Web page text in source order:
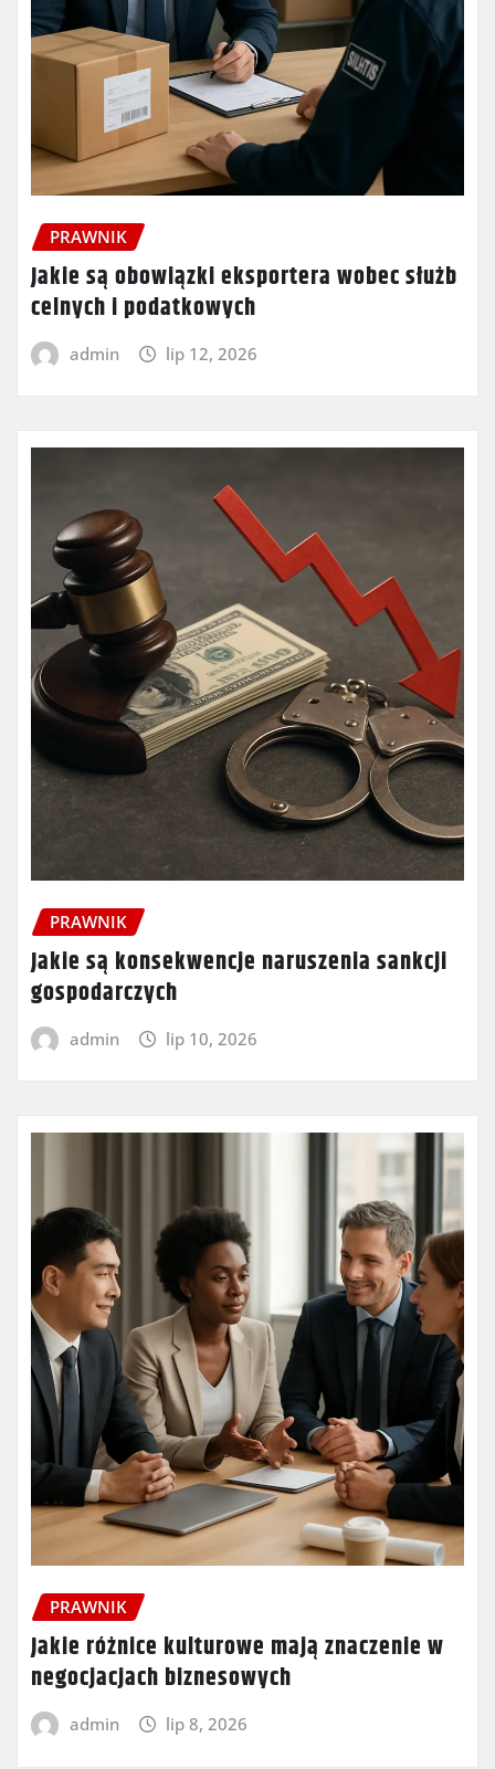
PRAWNIK
Jakie są obowiązki eksportera wobec służb
celnych i podatkowych
admin lip 12, 2026
PRAWNIK
Jakie są konsekwencje naruszenia sankcji
gospodarczych
admin lip 10, 2026
PRAWNIK
Jakie różnice kulturowe mają znaczenie w
negocjacjach biznesowych
admin lip 8, 2026